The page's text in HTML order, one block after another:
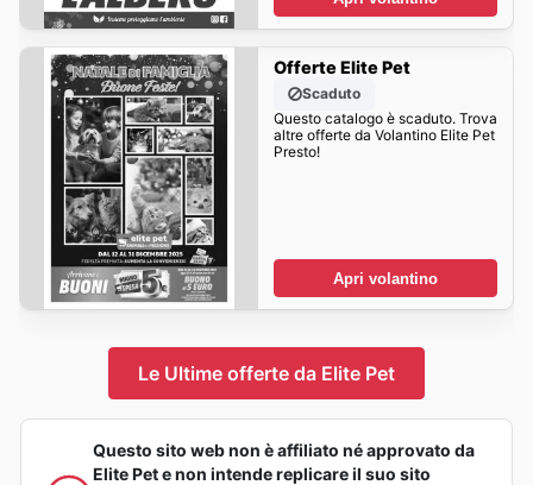
Offerte Elite Pet
Scaduto
Questo catalogo è scaduto. Trova
altre offerte da Volantino Elite Pet
Presto!
Apri volantino
Le Ultime offerte da Elite Pet
Questo sito web non è affiliato né approvato da
Elite Pet e non intende replicare il suo sito